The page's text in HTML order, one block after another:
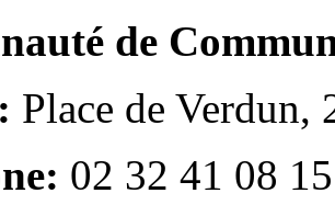
de
Place de Verdun,
02 32 41 08 15